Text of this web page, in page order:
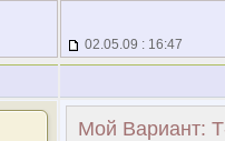
02.05.09 : 16:47
Мой Вариант: